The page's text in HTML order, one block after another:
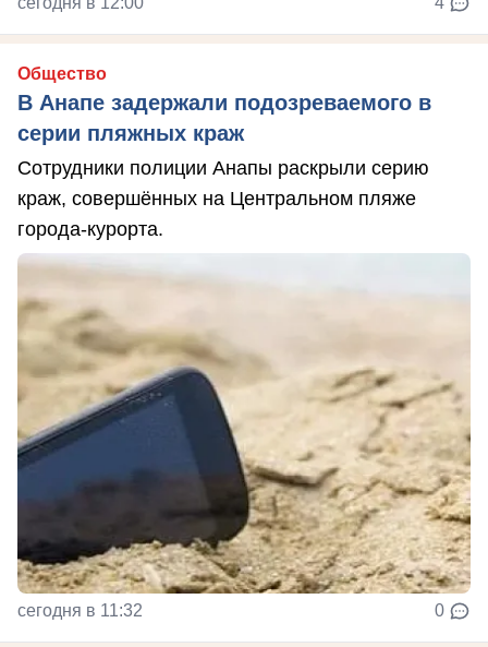
Общество
В Анапе задержали подозреваемого в
серии пляжных краж
Сотрудники полиции Анапы раскрыли серию
краж, совершённых на Центральном пляже
города-курорта.
сегодня в 11:32 0